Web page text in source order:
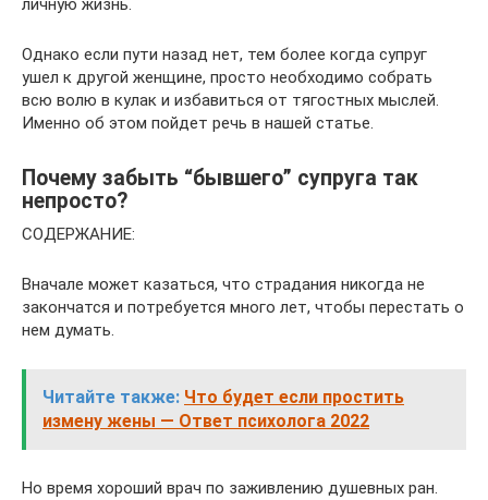
личную жизнь.
Однако если пути назад нет, тем более когда супруг
ушел к другой женщине, просто необходимо собрать
всю волю в кулак и избавиться от тягостных мыслей.
Именно об этом пойдет речь в нашей статье.
Почему забыть “бывшего” супруга так
непросто?
СОДЕРЖАНИЕ:
Вначале может казаться, что страдания никогда не
закончатся и потребуется много лет, чтобы перестать о
нем думать.
Читайте также: Что будет если простить
измену жены — Ответ психолога 2022
Но время хороший врач по заживлению душевных ран.